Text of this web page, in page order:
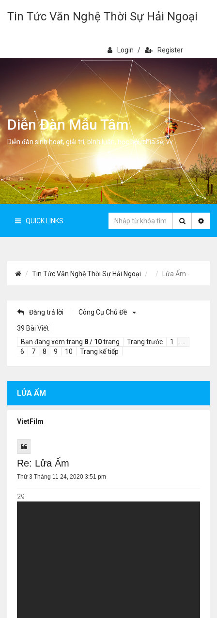
Tin Tức Văn Nghệ Thời Sự Hải Ngoại
Login / Register
Diễn Đàn Mẫu Tâm
Diễn đàn sinh hoạt, giải trí, bình luân, học hỏi, chia sẻ, vv.
QUICK LINKS
Tin Tức Văn Nghệ Thời Sự Hải Ngoại Lửa Ấm -
Đăng trả lời Công Cụ Chủ Đề
39 Bài Viết
Bạn đang xem trang 8/ 10trang Trang trước 1
6
7 8 9 10 Trang kế tiếp
LỬA ẤM
VietFilm
Re: Lửa Ấm
Thứ 3 Tháng 11 24, 2020 3:51 pm
29